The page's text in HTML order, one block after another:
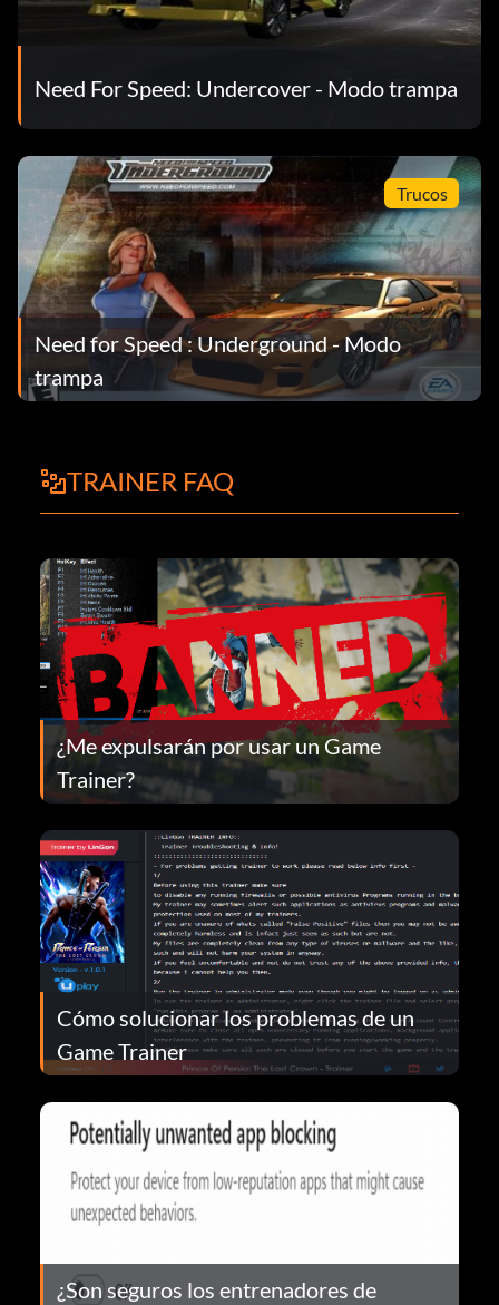
Need For Speed: Undercover - Modo trampa
Trucos
Need for Speed : Underground - Modo
trampa
TRAINER FAQ
¿Me expulsarán por usar un Game
Trainer?
Cómo solucionar los problemas de un
Game Trainer
¿Son seguros los entrenadores de